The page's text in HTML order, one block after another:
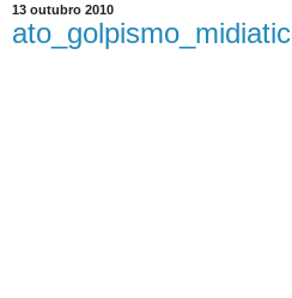
13 outubro 2010